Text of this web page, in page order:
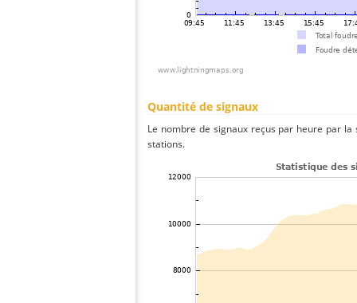
Quantité de signaux
Le nombre de signaux reçus par heure par
stations.